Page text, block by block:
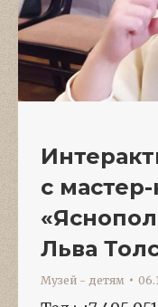
с
Льва
Музей - детям